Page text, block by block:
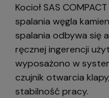
Kocioł SAS
spalania węgla
spalania odbywa się
ręcznej ingerencji
wyposażono w
czujnik otwarcia
stabilność pracy.